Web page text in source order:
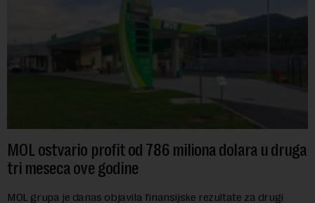
MOL ostvario profit od 786 miliona dolara u druga
tri meseca ove godine
MOL grupa je danas objavila finansijske rezultate za drugi